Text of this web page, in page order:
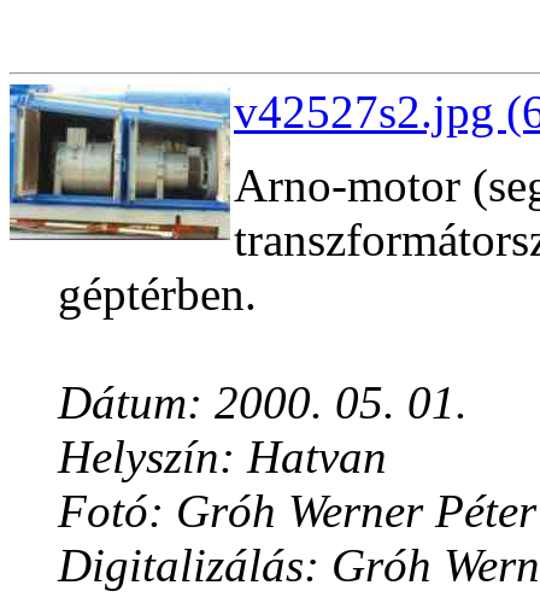
v42527s2.jpg
Arno-motor
géptérben.
Dátum: 2000. 05. 01.
Helyszín: Hatvan
Fotó: Gróh Werner Péter
Digitalizálás: Gróh